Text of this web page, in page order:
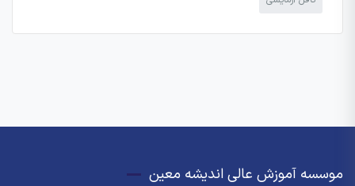
موسسه آموزش عالی اندیشه معین